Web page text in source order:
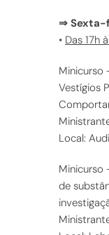
⇒ Sexta-
• Das 17h
Minicurso
Vestígios
Local:
Minicurso
de